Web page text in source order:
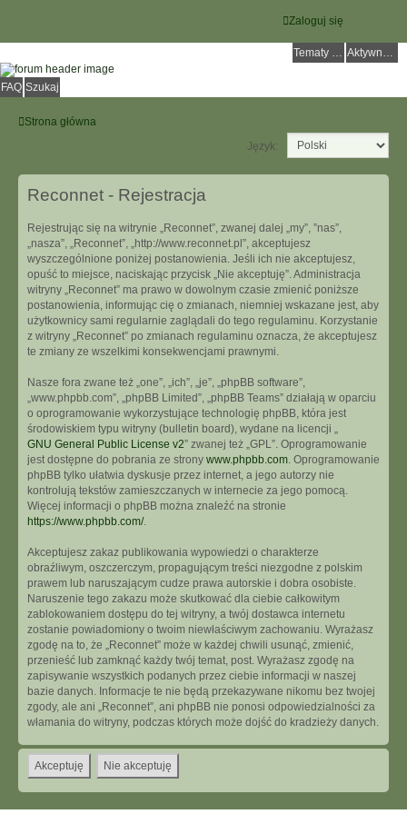
Zaloguj się
Tematy bez odpowiedzi Aktywne tematy
FAQ Szukaj
Strona główna
Język:
Reconnet - Rejestracja
Rejestrując się na witrynie „Reconnet”, zwanej dalej „my”, ”nas”,
„nasza”, „Reconnet”, „http://www.reconnet.pl”, akceptujesz
wyszczególnione poniżej postanowienia. Jeśli ich nie akceptujesz,
opuść to miejsce, naciskając przycisk „Nie akceptuję”. Administracja
witryny „Reconnet” ma prawo w dowolnym czasie zmienić poniższe
postanowienia, informując cię o zmianach, niemniej wskazane jest, aby
użytkownicy sami regularnie zaglądali do tego regulaminu. Korzystanie
z witryny „Reconnet” po zmianach regulaminu oznacza, że akceptujesz
te zmiany ze wszelkimi konsekwencjami prawnymi.
Nasze fora zwane też „one”, „ich”, „je”, „phpBB software”,
„www.phpbb.com”, „phpBB Limited”, „phpBB Teams” działają w oparciu
o oprogramowanie wykorzystujące technologię phpBB, która jest
środowiskiem typu witryny (bulletin board), wydane na licencji „
GNU General Public License v2” zwanej też „GPL”. Oprogramowanie
jest dostępne do pobrania ze strony www.phpbb.com . Oprogramowanie
phpBB tylko ułatwia dyskusje przez internet, a jego autorzy nie
kontrolują tekstów zamieszczanych w internecie za jego pomocą.
Więcej informacji o phpBB można znaleźć na stronie
https://www.phpbb.com/.
Akceptujesz zakaz publikowania wypowiedzi o charakterze
obraźliwym, oszczerczym, propagującym treści niezgodne z polskim
prawem lub naruszającym cudze prawa autorskie i dobra osobiste.
Naruszenie tego zakazu może skutkować dla ciebie całkowitym
zablokowaniem dostępu do tej witryny, a twój dostawca internetu
zostanie powiadomiony o twoim niewłaściwym zachowaniu. Wyrażasz
zgodę na to, że „Reconnet” może w każdej chwili usunąć, zmienić,
przenieść lub zamknąć każdy twój temat, post. Wyrażasz zgodę na
zapisywanie wszystkich podanych przez ciebie informacji w naszej
bazie danych. Informacje te nie będą przekazywane nikomu bez twojej
zgody, ale ani „Reconnet”, ani phpBB nie ponosi odpowiedzialności za
włamania do witryny, podczas których może dojść do kradzieży danych.